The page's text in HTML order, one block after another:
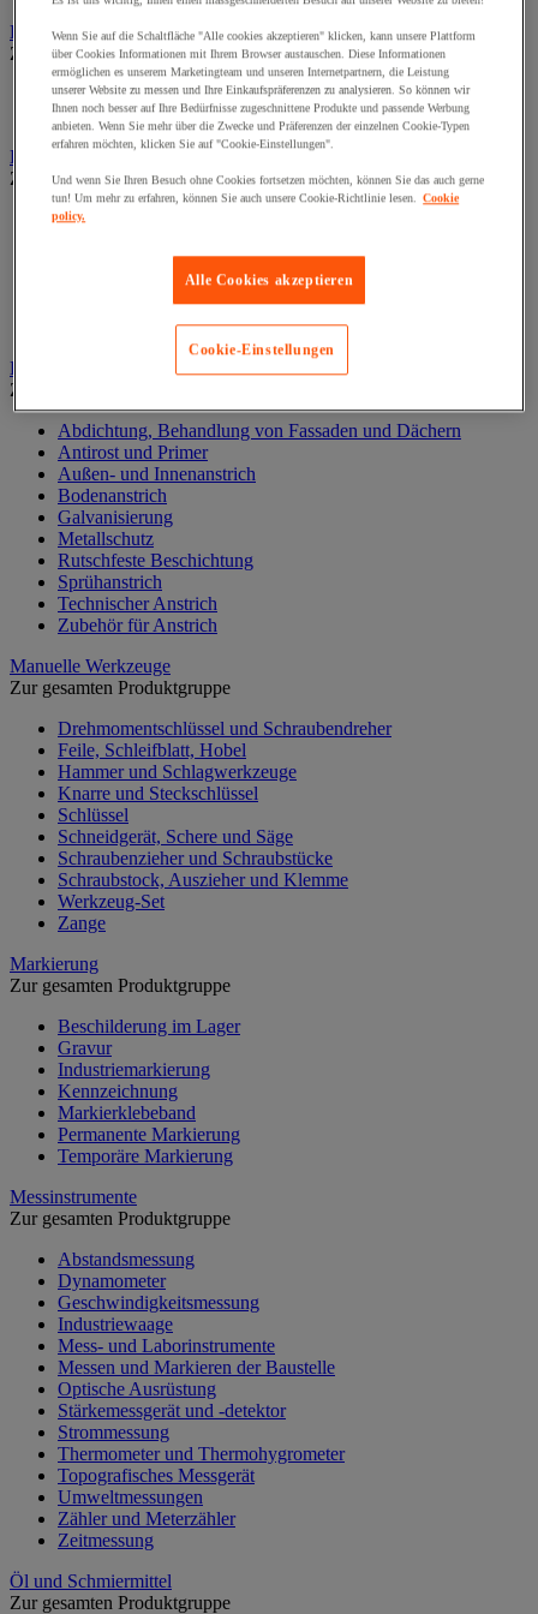
Elektrowerkzeug
Zur gesamten Produktgruppe
Elektrowerkzeug mit Kabel
Kabelloses Elektrowerkzeug
Kleben und Abdichten
Zur gesamten Produktgruppe
Industrie- und Wartungskleber
Klebstoff und Dichtmasse zur Isolierung, Schalldämmung
Oberflächenbehandlung- und Reinigung
Zubehör zum Kleben und Abdichten
Lackieren und Beschichten
Zur gesamten Produktgruppe
Abdichtung, Behandlung von Fassaden und Dächern
Antirost und Primer
Außen- und Innenanstrich
Bodenanstrich
Galvanisierung
Metallschutz
Rutschfeste Beschichtung
Sprühanstrich
Technischer Anstrich
Zubehör für Anstrich
Manuelle Werkzeuge
Zur gesamten Produktgruppe
Drehmomentschlüssel und Schraubendreher
Feile, Schleifblatt, Hobel
Hammer und Schlagwerkzeuge
Knarre und Steckschlüssel
Schlüssel
Schneidgerät, Schere und Säge
Schraubenzieher und Schraubstücke
Schraubstock, Auszieher und Klemme
Werkzeug-Set
Zange
Markierung
Zur gesamten Produktgruppe
Beschilderung im Lager
Gravur
Industriemarkierung
Kennzeichnung
Markierklebeband
Permanente Markierung
Temporäre Markierung
Messinstrumente
Zur gesamten Produktgruppe
Abstandsmessung
Dynamometer
Geschwindigkeitsmessung
Industriewaage
Mess- und Laborinstrumente
Messen und Markieren der Baustelle
Optische Ausrüstung
Stärkemessgerät und -detektor
Strommessung
Thermometer und Thermohygrometer
Topografisches Messgerät
Umweltmessungen
Zähler und Meterzähler
Zeitmessung
Öl und Schmiermittel
Zur gesamten Produktgruppe
Wenn Sie auf die Schaltfläche "Alle cookies akzeptieren" klicken, kann unsere Plattform
über Cookies Informationen mit Ihrem Browser austauschen. Diese Informationen
ermöglichen es unserem Marketingteam und unseren Internetpartnern, die Leistung
unserer Website zu messen und Ihre Einkaufspräferenzen zu analysieren. So können wir
Ihnen noch besser auf Ihre Bedürfnisse zugeschnittene Produkte und passende Werbung
anbieten. Wenn Sie mehr über die Zwecke und Präferenzen der einzelnen Cookie-Typen
erfahren möchten, klicken Sie auf "Cookie-Einstellungen".
Und wenn Sie Ihren Besuch ohne Cookies fortsetzen möchten, können Sie das auch gerne
tun! Um mehr zu erfahren, können Sie auch unsere Cookie-Richtlinie lesen. Cookie
policy.
Alle Cookies akzeptieren
Cookie-Einstellungen